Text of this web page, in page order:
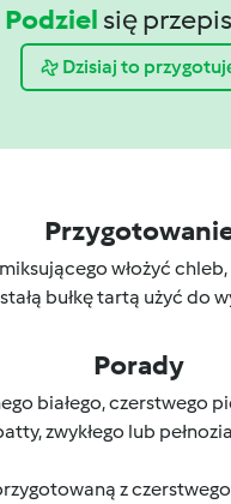
Podziel się
Dzisiaj to
włożyć
bułkę tartą użyć do
Porady
białego, czerstwego
zwykłego lub
z